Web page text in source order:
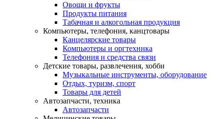
Овощи и фрукты
Продукты питания
Табачная и алкогольная продукция
Компьютеры, телефония, канцтовары
Канцелярские товары
Компьютеры и оргтехника
Телефония и средства связи
Детские товары, развлечения, хобби
Музыкальные инструменты, оборудование
Отдых, туризм, спорт
Товары для детей
Автозапчасти, техника
Автозапчасти